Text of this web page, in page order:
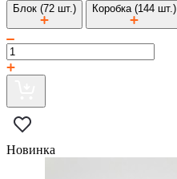
Блок (72 шт.) Коробка (144 шт.)
Новинка